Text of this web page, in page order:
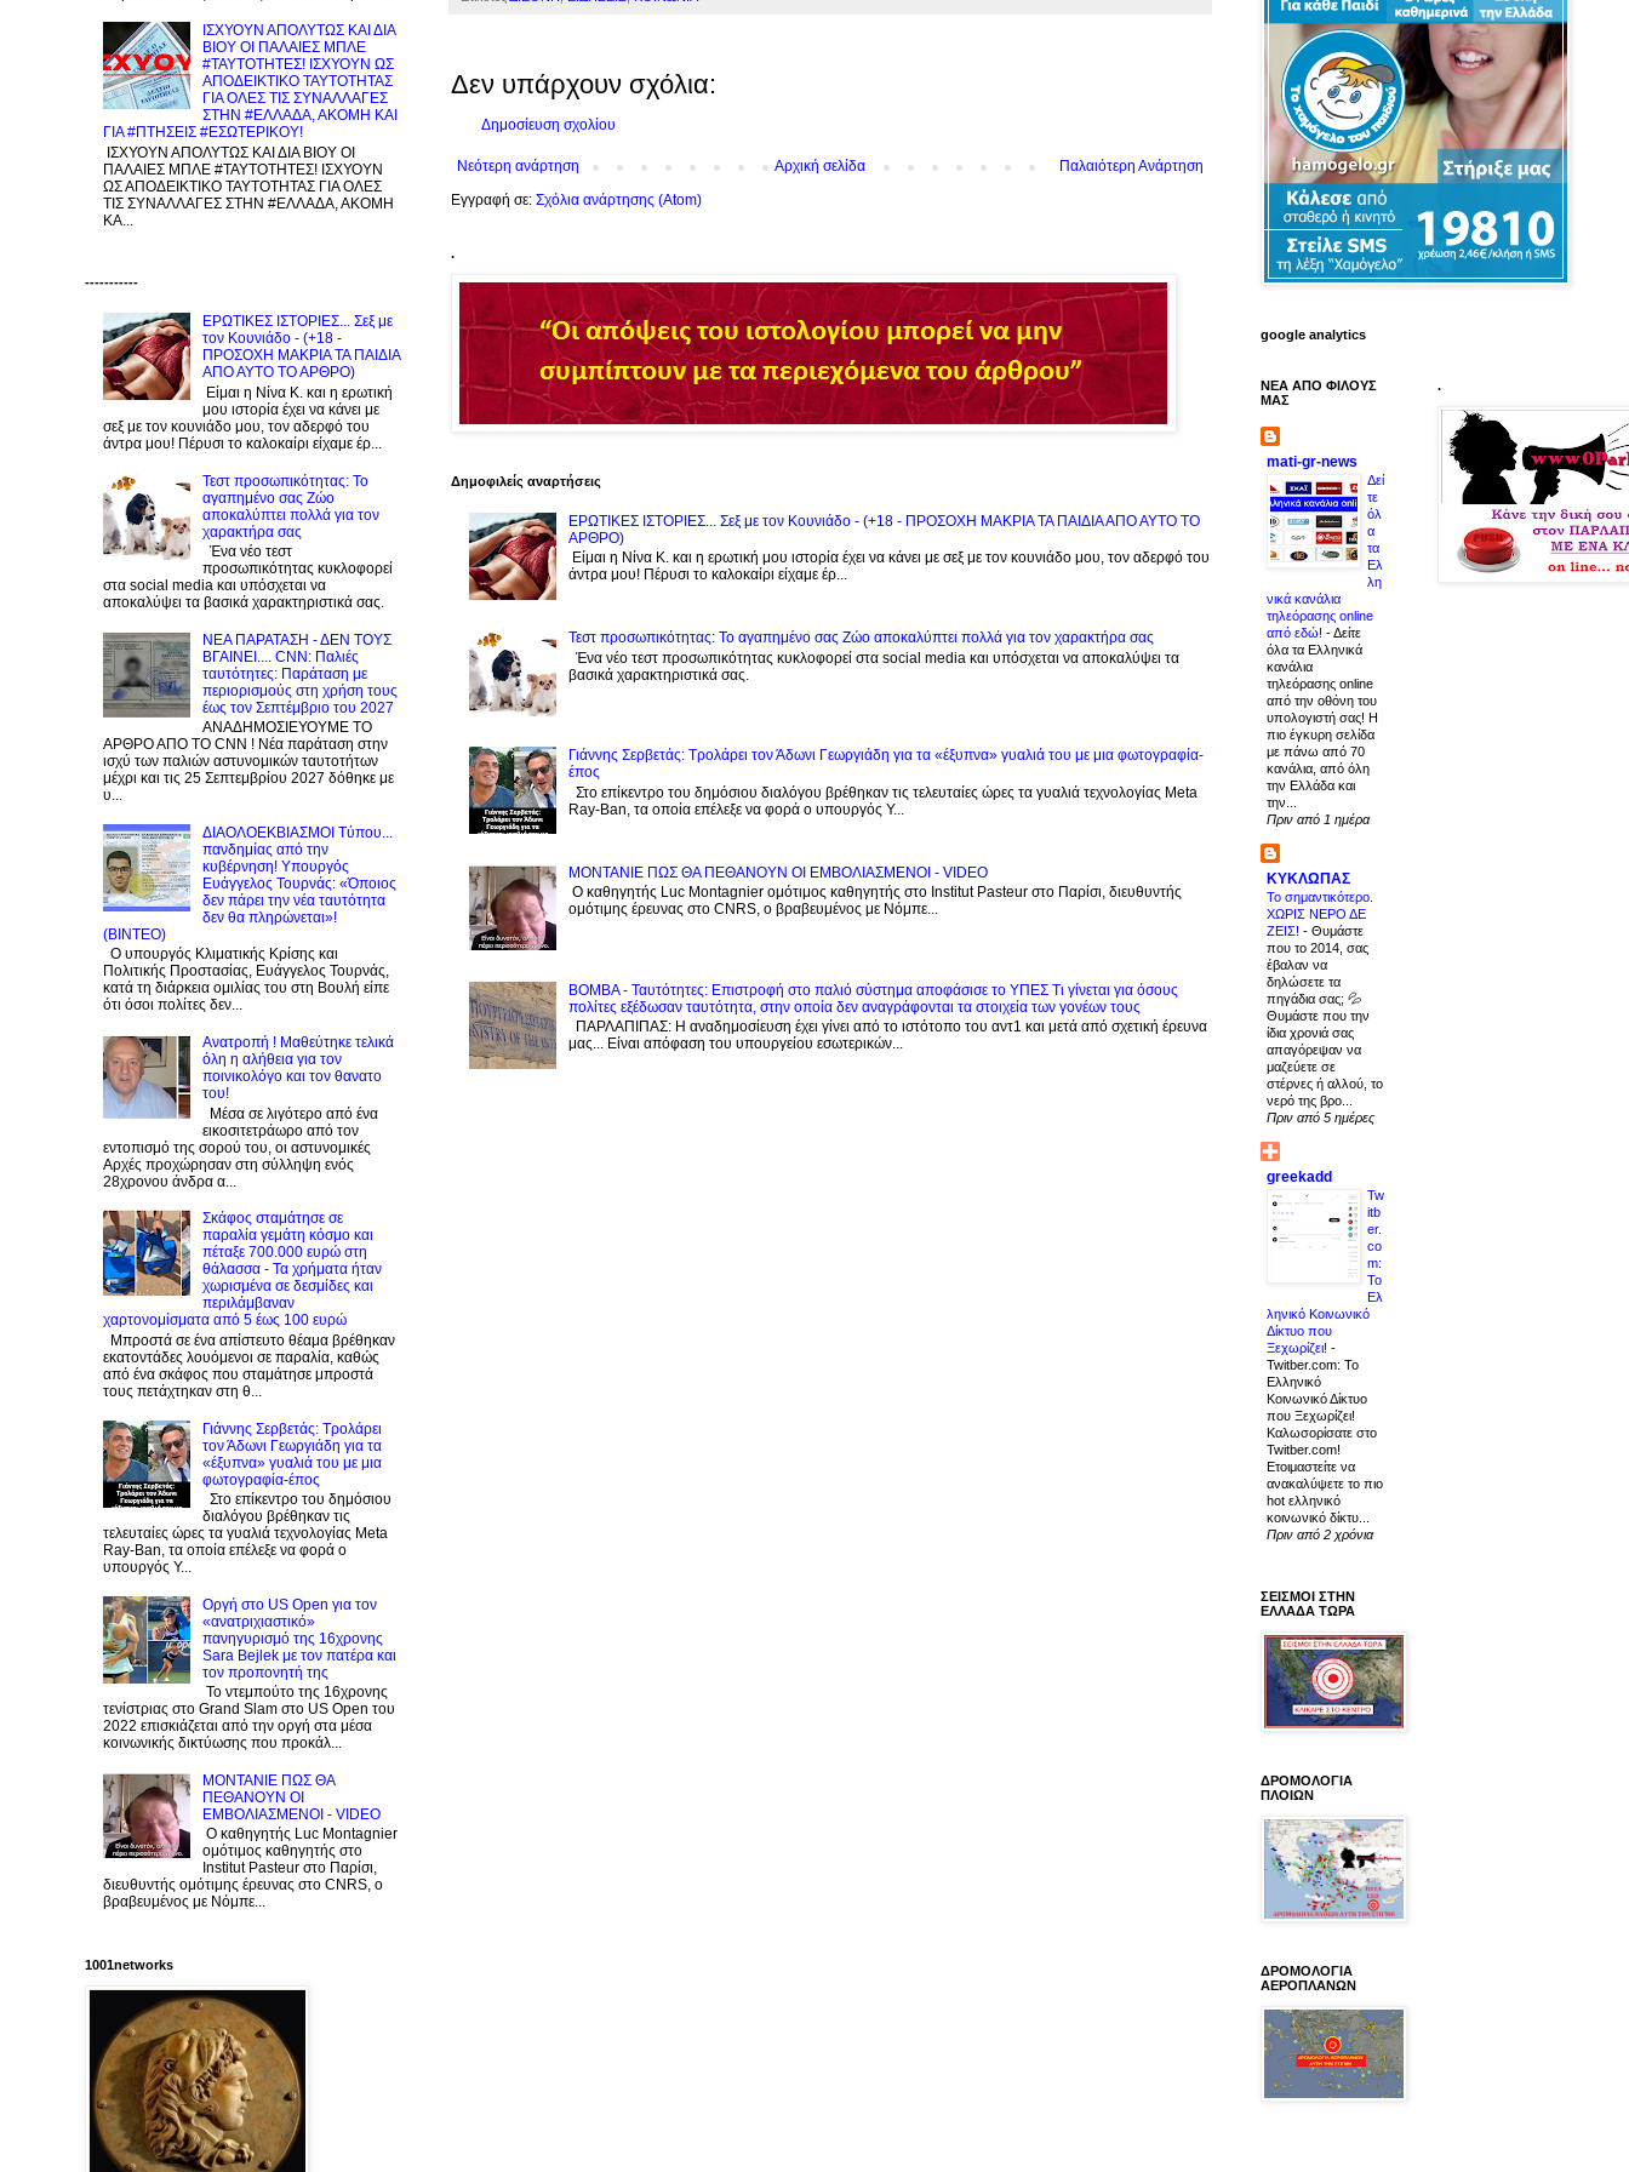
Δεν υπάρχουν σχόλια:
Δημοσίευση σχολίου
Νεότερη ανάρτηση Παλαιότερη Ανάρτηση
Αρχική σελίδα
Εγγραφή σε: Σχόλια ανάρτησης (Atom)
.
Δημοφιλείς αναρτήσεις
ΕΡΩΤΙΚΕΣ ΙΣΤΟΡΙΕΣ... Σεξ με τον Kουνιάδο - (+18 - ΠΡΟΣΟΧΗ ΜΑΚΡΙΑ ΤΑ ΠΑΙΔΙΑ ΑΠΟ ΑΥΤΟ ΤΟ
ΑΡΘΡΟ)
Είμαι η Νίνα Κ. και η ερωτική μου ιστορία έχει να κάνει με σεξ με τον κουνιάδο μου, τον αδερφό του
άντρα μου! Πέρυσι το καλοκαίρι είχαμε έρ...
Τεστ προσωπικότητας: Το αγαπημένο σας Zώο αποκαλύπτει πολλά για τον χαρακτήρα σας
Ένα νέο τεστ προσωπικότητας κυκλοφορεί στα social media και υπόσχεται να αποκαλύψει τα
βασικά χαρακτηριστικά σας.
Γιάννης Σερβετάς: Τρολάρει τον Άδωνι Γεωργιάδη για τα «έξυπνα» γυαλιά του με μια φωτογραφία-
έπος
Στο επίκεντρο του δημόσιου διαλόγου βρέθηκαν τις τελευταίες ώρες τα γυαλιά τεχνολογίας Meta
Ray-Ban, τα οποία επέλεξε να φορά ο υπουργός Υ...
ΜΟΝΤΑΝΙΕ ΠΩΣ ΘΑ ΠΕΘΑΝΟΥΝ ΟΙ ΕΜΒΟΛΙΑΣΜΕΝΟΙ - VIDEO
Ο καθηγητής Luc Montagnier ομότιμος καθηγητής στο Institut Pasteur στο Παρίσι, διευθυντής
ομότιμης έρευνας στο CNRS, o βραβευμένος με Νόμπε...
BOMBA - Ταυτότητες: Eπιστροφή στο παλιό σύστημα αποφάσισε το ΥΠΕΣ Τι γίνεται για όσους
πολίτες εξέδωσαν ταυτότητα, στην οποία δεν αναγράφονται τα στοιχεία των γονέων τους
ΠΑΡΛΑΠΙΠΑΣ: Η αναδημοσίευση έχει γίνει από το ιστότοπο του αντ1 και μετά από σχετική έρευνα
μας... Είναι απόφαση του υπουργείου εσωτερικών...
ΙΣΧΥΟΥΝ ΑΠΟΛΥΤΩΣ ΚΑΙ ΔΙΑ
ΒΙΟΥ ΟΙ ΠΑΛΑΙΕΣ ΜΠΛΕ
#ΤΑΥΤΟΤΗΤΕΣ! ΙΣΧΥΟΥΝ ΩΣ
ΑΠΟΔΕΙΚΤΙΚΟ ΤΑΥΤΟΤΗΤΑΣ
ΓΙΑ ΟΛΕΣ ΤΙΣ ΣΥΝΑΛΛΑΓΕΣ
ΣΤΗΝ #ΕΛΛΑΔΑ, ΑΚΟΜΗ ΚΑΙ
ΓΙΑ #ΠΤΗΣΕΙΣ #ΕΣΩΤΕΡΙΚΟΥ!
ΙΣΧΥΟΥΝ ΑΠΟΛΥΤΩΣ ΚΑΙ ΔΙΑ ΒΙΟΥ ΟΙ
ΠΑΛΑΙΕΣ ΜΠΛΕ #ΤΑΥΤΟΤΗΤΕΣ! ΙΣΧΥΟΥΝ
ΩΣ ΑΠΟΔΕΙΚΤΙΚΟ ΤΑΥΤΟΤΗΤΑΣ ΓΙΑ ΟΛΕΣ
ΤΙΣ ΣΥΝΑΛΛΑΓΕΣ ΣΤΗΝ #ΕΛΛΑΔΑ, ΑΚΟΜΗ
ΚΑ...
-----------
ΕΡΩΤΙΚΕΣ ΙΣΤΟΡΙΕΣ... Σεξ με
τον Kουνιάδο - (+18 -
ΠΡΟΣΟΧΗ ΜΑΚΡΙΑ ΤΑ ΠΑΙΔΙΑ
ΑΠΟ ΑΥΤΟ ΤΟ ΑΡΘΡΟ)
Είμαι η Νίνα Κ. και η ερωτική
μου ιστορία έχει να κάνει με
σεξ με τον κουνιάδο μου, τον αδερφό του
άντρα μου! Πέρυσι το καλοκαίρι είχαμε έρ...
Τεστ προσωπικότητας: Το
αγαπημένο σας Zώο
αποκαλύπτει πολλά για τον
χαρακτήρα σας
Ένα νέο τεστ
προσωπικότητας κυκλοφορεί
στα social media και υπόσχεται να
αποκαλύψει τα βασικά χαρακτηριστικά σας.
NEA ΠΑΡΑΤΑΣΗ - ΔΕΝ ΤΟΥΣ
ΒΓΑΙΝΕΙ.... CNN: Παλιές
ταυτότητες: Παράταση με
περιορισμούς στη χρήση τους
έως τον Σεπτέμβριο του 2027
ΑΝΑΔΗΜΟΣΙΕΥΟΥΜΕ ΤΟ
ΑΡΘΡΟ ΑΠΟ ΤΟ CNN ! Νέα παράταση στην
ισχύ των παλιών αστυνομικών ταυτοτήτων
μέχρι και τις 25 Σεπτεμβρίου 2027 δόθηκε με
υ...
ΔΙΑΟΛΟΕΚΒΙΑΣΜΟΙ Tύπου...
πανδημίας από την
κυβέρνηση! Υπουργός
Ευάγγελος Τουρνάς: «Όποιος
δεν πάρει την νέα ταυτότητα
δεν θα πληρώνεται»!
(BINTEO)
Ο υπουργός Κλιματικής Κρίσης και
Πολιτικής Προστασίας, Ευάγγελος Τουρνάς,
κατά τη διάρκεια ομιλίας του στη Βουλή είπε
ότι όσοι πολίτες δεν...
Ανατροπή ! Mαθεύτηκε τελικά
όλη η αλήθεια για τον
ποινικολόγο και τον θανατο
του!
Μέσα σε λιγότερο από ένα
εικοσιτετράωρο από τον
εντοπισμό της σορού του, οι αστυνομικές
Αρχές προχώρησαν στη σύλληψη ενός
28χρονου άνδρα α...
Σκάφος σταμάτησε σε
παραλία γεμάτη κόσμο και
πέταξε 700.000 ευρώ στη
θάλασσα - Τα χρήματα ήταν
χωρισμένα σε δεσμίδες και
περιλάμβαναν
χαρτονομίσματα από 5 έως 100 ευρώ
Μπροστά σε ένα απίστευτο θέαμα βρέθηκαν
εκατοντάδες λουόμενοι σε παραλία, καθώς
από ένα σκάφος που σταμάτησε μπροστά
τους πετάχτηκαν στη θ...
Γιάννης Σερβετάς: Τρολάρει
τον Άδωνι Γεωργιάδη για τα
«έξυπνα» γυαλιά του με μια
φωτογραφία-έπος
Στο επίκεντρο του δημόσιου
διαλόγου βρέθηκαν τις
τελευταίες ώρες τα γυαλιά τεχνολογίας Meta
Ray-Ban, τα οποία επέλεξε να φορά ο
υπουργός Υ...
Οργή στο US Open για τον
«ανατριχιαστικό»
πανηγυρισμό της 16χρονης
Sara Bejlek με τον πατέρα και
τον προπονητή της
Το ντεμπούτο της 16χρονης
τενίστριας στο Grand Slam στο US Open του
2022 επισκιάζεται από την οργή στα μέσα
κοινωνικής δικτύωσης που προκάλ...
ΜΟΝΤΑΝΙΕ ΠΩΣ ΘΑ
ΠΕΘΑΝΟΥΝ ΟΙ
ΕΜΒΟΛΙΑΣΜΕΝΟΙ - VIDEO
Ο καθηγητής Luc Montagnier
ομότιμος καθηγητής στο
Institut Pasteur στο Παρίσι,
διευθυντής ομότιμης έρευνας στο CNRS, o
βραβευμένος με Νόμπε...
1001networks
google analytics
ΝΕΑ ΑΠΟ ΦΙΛΟΥΣ
ΜΑΣ
mati-gr-news
Δεί
τε
όλ
α
τα
Ελ
λη
νικά κανάλια
τηλεόρασης online
από εδώ! -Δείτε
όλα τα Ελληνικά
κανάλια
τηλεόρασης online
από την οθόνη του
υπολογιστή σας! Η
πιο έγκυρη σελίδα
με πάνω από 70
κανάλια, από όλη
την Ελλάδα και
την...
Πριν από 1 ημέρα
ΚΥΚΛΩΠΑΣ
Το σημαντικότερο.
ΧΩΡΙΣ ΝΕΡΟ ΔΕ
ΖΕΙΣ! - Θυμάστε
που το 2014, σας
έβαλαν να
δηλώσετε τα
πηγάδια σας; 💦
Θυμάστε που την
ίδια χρονιά σας
απαγόρεψαν να
μαζεύετε σε
στέρνες ή αλλού, το
νερό της βρο...
Πριν από 5 ημέρες
greekadd
Tw
itb
er.
co
m:
Το
Ελ
ληνικό Κοινωνικό
Δίκτυο που
Ξεχωρίζει! -
Twitber.com: Το
Ελληνικό
Κοινωνικό Δίκτυο
που Ξεχωρίζει!
Καλωσορίσατε στο
Twitber.com!
Ετοιμαστείτε να
ανακαλύψετε το πιο
hot ελληνικό
κοινωνικό δίκτυ...
Πριν από 2 χρόνια
ΣΕΙΣΜΟΙ ΣΤΗΝ
ΕΛΛΑΔΑ ΤΩΡΑ
ΔΡΟΜΟΛΟΓΙΑ
ΠΛΟΙΩΝ
ΔΡΟΜΟΛΟΓΙΑ
ΑΕΡΟΠΛΑΝΩΝ
.